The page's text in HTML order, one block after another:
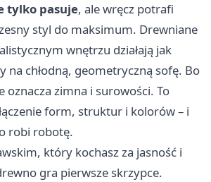
tylko pasuje, ale wręcz potrafi
styl do maksimum. Drewniane
wnętrzu działają jak
na chłodną, geometryczną sofę. Bo
oznacza zimna i surowości. To
form, struktur i kolorów – i
robi robotę.
który kochasz za jasność i
gra pierwsze skrzypce.